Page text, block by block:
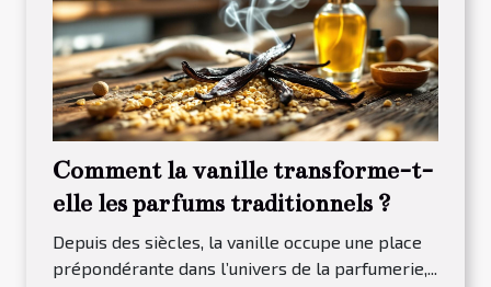
Comment la vanille transforme-t-
elle les parfums traditionnels ?
Depuis des siècles, la vanille occupe une place
prépondérante dans l’univers de la parfumerie,...